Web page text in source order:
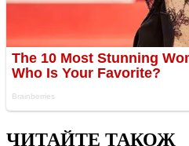
ЧИТАЙТЕ ТАКОЖ